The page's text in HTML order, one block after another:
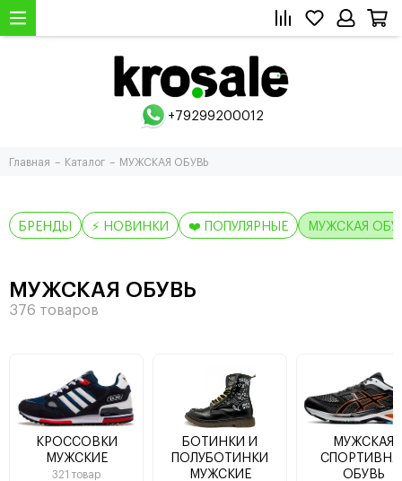
+79299200012
Главная Каталог МУЖСКАЯ ОБУВЬ
БРЕНДЫ ⚡ НОВИНКИ ❤️ ПОПУЛЯРНЫЕ МУЖСКАЯ
МУЖСКАЯ ОБУВЬ
КРОССОВКИ
МУЖСКИЕ
321 товар
БОТИНКИ И
ПОЛУБОТИНКИ
МУЖСКИЕ
МУЖСКАЯ
ОБУВЬ